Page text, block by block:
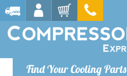
Find Your Cooling Parts